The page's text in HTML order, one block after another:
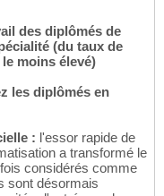
des diplômés de
(du taux de
moins élevé)
les diplômés en
: l'essor rapide de
a transformé le
considérés comme
sont désormais